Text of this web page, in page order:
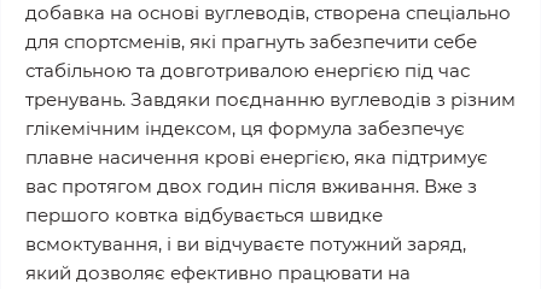
добавка на основі вуглеводів, створена спеціально
для спортсменів, які прагнуть забезпечити себе
стабільною та довготривалою енергією під час
тренувань. Завдяки поєднанню вуглеводів з різним
глікемічним індексом, ця формула забезпечує
плавне насичення крові енергією, яка підтримує
вас протягом двох годин після вживання. Вже з
першого ковтка відбувається швидке
всмоктування, і ви відчуваєте потужний заряд,
який дозволяє ефективно працювати на